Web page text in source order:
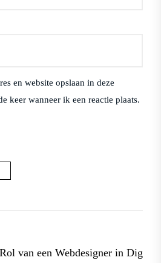
en website opslaan in deze
keer wanneer ik een reactie plaats.
van een Webdesigner in Dig